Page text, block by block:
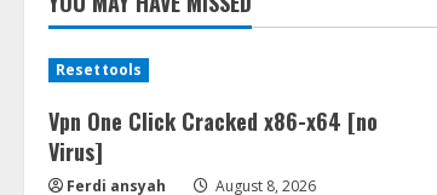
Resettools
Vpn One Click Cracked x86-x64 [no
Virus]
Ferdi ansyah August 8, 2026